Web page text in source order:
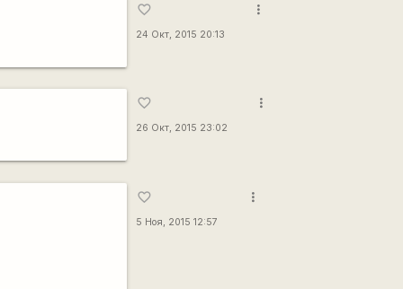
favorite_border
24 Окт, 2015 20:13
more_vert
favorite_border
26 Окт, 2015 23:02
more_vert
favorite_border
5 Ноя, 2015 12:57
more_vert